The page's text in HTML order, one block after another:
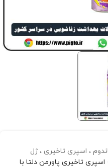
، اسپری تاخیری ، ژل
اسپری تاخیری پاورمن دلتا با